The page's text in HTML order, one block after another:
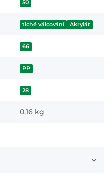
50
tiché válcování Akrylát
66
PP
28
0,16 kg